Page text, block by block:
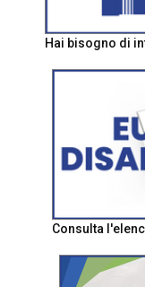
Hai bisogno di
Consulta